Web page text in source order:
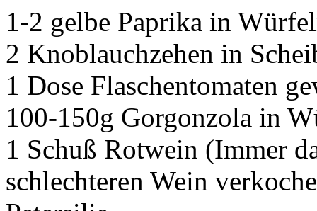
1-2 gelbe Paprika in
2 Knoblauchzehen in
1 Dose Flaschentomaten
100-150g Gorgonzola in
1 Schuß Rotwein (Immer
schlechteren Wein